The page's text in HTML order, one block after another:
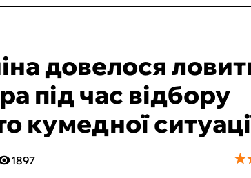
довелося
під час відбору
кумедної
1897 ★
★